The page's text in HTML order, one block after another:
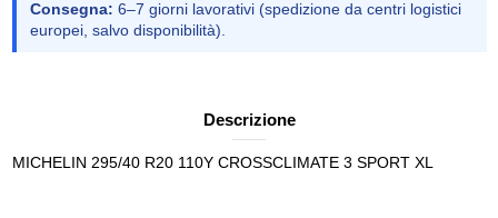
Consegna: 6–7 giorni lavorativi (spedizione da centri logistici
europei, salvo disponibilità).
Descrizione
MICHELIN 295/40 R20 110Y CROSSCLIMATE 3 SPORT XL